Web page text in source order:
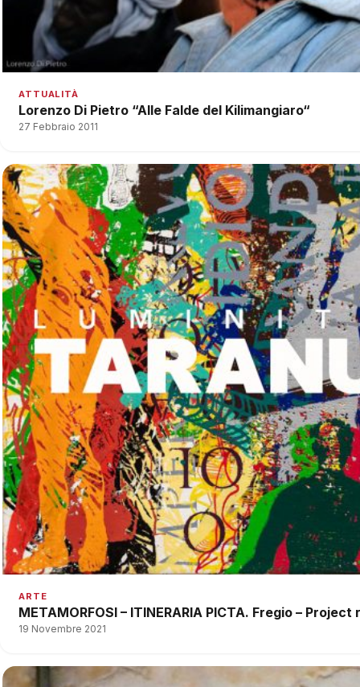
ATTUALITÀ
Lorenzo Di Pietro “Alle Falde del Kilimangiaro“
27 Febbraio 2011
ARTE
METAMORFOSI – ITINERARIA PICTA. Fregio – Project
19 Novembre 2021